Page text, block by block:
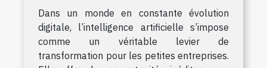
Dans un monde en constante évolution
digitale, l’intelligence artificielle s’impose
comme un véritable levier de
transformation pour les petites entreprises.